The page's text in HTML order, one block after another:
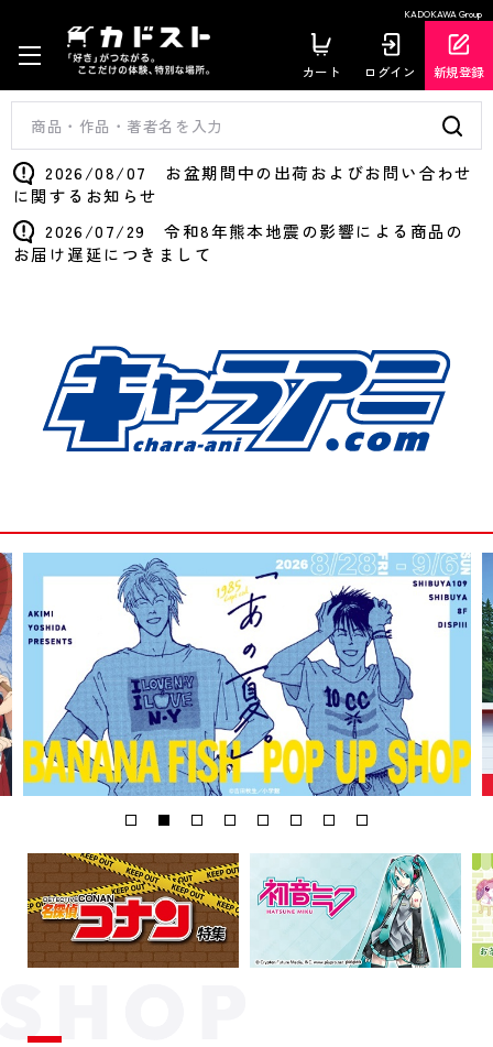
KADOKAWA Group
カート ログイン 新規登録
2026/08/07 お盆期間中の出荷およびお問い合わせ
に関するお知らせ
2026/07/29 令和8年熊本地震の影響による商品の
お届け遅延につきまして